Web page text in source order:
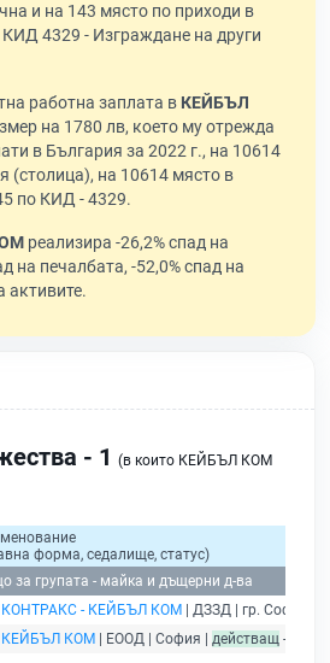
и на 143 място по приходи в
4329 - Изграждане на други
работна заплата в КЕЙБЪЛ
на 1780 лв, което му отрежда
в България за 2022 г., на 10614
(столица), на 10614 място в
по КИД - 4329.
реализира -26,2% спад на
на печалбата, -52,0% спад на
активите.
- 1 (в които КЕЙБЪЛ КОМ
форма, седалище, статус)
за групата - майка и дъщерни д-ва
КОНТРАКС - КЕЙБЪЛ КОМ | ДЗЗД | гр. София |
КЕЙБЪЛ КОМ | ЕООД | София | действащ -